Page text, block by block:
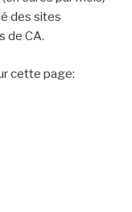
des sites
de CA.
cette page: